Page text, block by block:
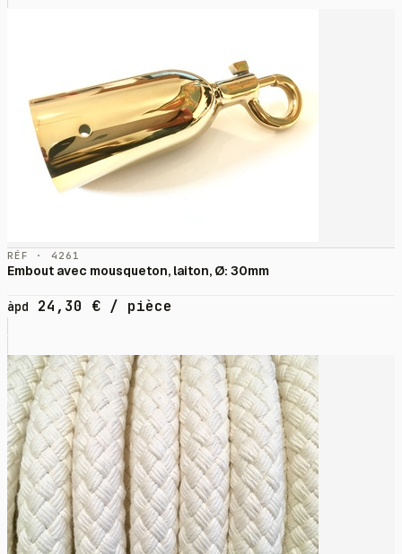
RÉF · 4261
Embout avec mousqueton, laiton, Ø: 30mm
àpd 24,30 € / pièce